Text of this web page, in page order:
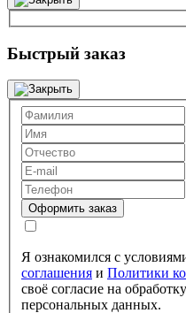
Быстрый заказ
Я ознакомился с
соглашения и Политики
своё согласие на
персональных данных.